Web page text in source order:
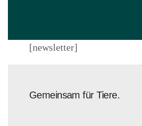
[newsletter]
Gemeinsam für Tiere.